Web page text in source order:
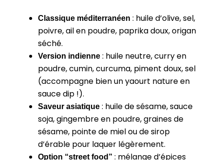
Classique méditerranéen : huile d’olive, sel,
poivre, ail en poudre, paprika doux, origan
séché.
Version indienne : huile neutre, curry en
poudre, cumin, curcuma, piment doux, sel
(accompagne bien un yaourt nature en
sauce dip !).
Saveur asiatique : huile de sésame, sauce
soja, gingembre en poudre, graines de
sésame, pointe de miel ou de sirop
d’érable pour laquer légèrement.
Option “street food” : mélange d’épices